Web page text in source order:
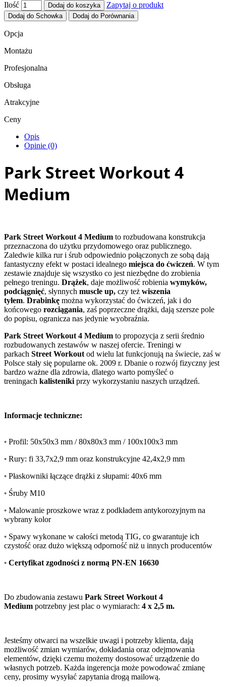
Ilość
Dodaj do koszyka Zapytaj o produkt
Dodaj do Schowka Dodaj do Porównania
Opcja
Montażu
Profesjonalna
Obsługa
Atrakcyjne
Ceny
Opis
Opinie (0)
Park Street Workout 4
Medium
Park Street Workout 4 Medium to rozbudowana konstrukcja
przeznaczona do użytku przydomowego oraz publicznego.
Zaledwie kilka rur i śrub odpowiednio połączonych ze sobą dają
fantastyczny efekt w postaci idealnego miejsca do ćwiczeń. W tym
zestawie znajduje się wszystko co jest niezbędne do zrobienia
pełnego treningu. Drążek, daje możliwość robienia wymyków,
podciągnięć, słynnych muscle up, czy też wiszenia
tyłem. Drabinkę można wykorzystać do ćwiczeń, jak i do
końcowego rozciągania, zaś poprzeczne drążki, dają szersze pole
do popisu, ogranicza nas jedynie wyobraźnia.
Park Street Workout 4 Medium to propozycja z serii średnio
rozbudowanych zestawów w naszej ofercie. Treningi w
parkach Street Workout od wielu lat funkcjonują na świecie, zaś w
Polsce stały się popularne ok. 2009 r. Dbanie o rozwój fizyczny jest
bardzo ważne dla zdrowia, dlatego warto pomyśleć o
treningach kalisteniki przy wykorzystaniu naszych urządzeń.
Informacje techniczne:
• Profil: 50x50x3 mm / 80x80x3 mm / 100x100x3 mm
• Rury: fi 33,7x2,9 mm oraz konstrukcyjne 42,4x2,9 mm
• Płaskowniki łączące drążki z słupami: 40x6 mm
• Śruby M10
• Malowanie proszkowe wraz z podkładem antykorozyjnym na
wybrany kolor
• Spawy wykonane w całości metodą TIG, co gwarantuje ich
czystość oraz dużo większą odporność niż u innych producentów
• Certyfikat zgodności z normą PN-EN 16630
Do zbudowania zestawu Park Street Workout 4
Medium potrzebny jest plac o wymiarach: 4 x 2,5 m.
Jesteśmy otwarci na wszelkie uwagi i potrzeby klienta, dają
możliwość zmian wymiarów, dokładania oraz odejmowania
elementów, dzięki czemu możemy dostosować urządzenie do
własnych potrzeb. Każda ingerencja może powodować zmianę
ceny, prosimy wysyłać zapytania drogą mailową.